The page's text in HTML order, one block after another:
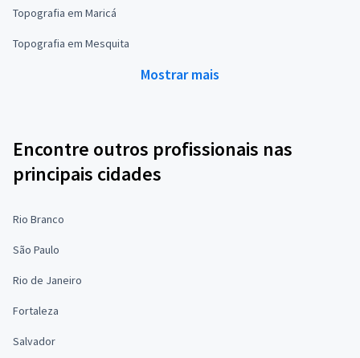
Topografia em Maricá
Topografia em Mesquita
Mostrar mais
Encontre outros profissionais nas
principais cidades
Rio Branco
São Paulo
Rio de Janeiro
Fortaleza
Salvador